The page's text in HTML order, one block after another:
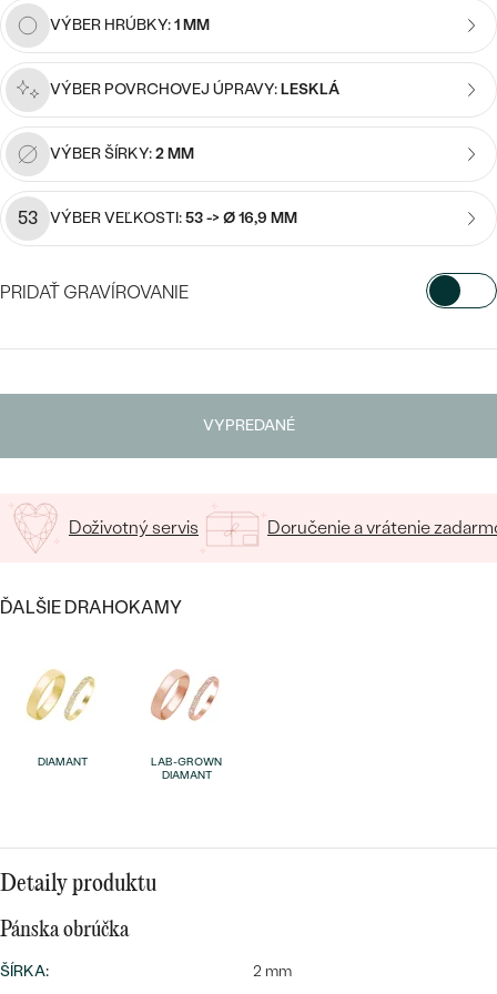
OBJAVIŤ
PODĽA TVARU DRAHOKAMU
NA MIERU
DIAMANTY
Bestsellery
OBJAVIŤ
náušnice
Personalizované
prívesky
Najpredávanejšie
prstene
VÝBER HRÚBKY:1 MM
VÝBER POVRCHOVEJ ÚPRAVY:LESKLÁ
VÝBER ŠÍRKY:2 MM
53 VÝBER VEĽKOSTI:53 -> Ø 16,9 MM
PRIDAŤ GRAVÍROVANIE
VYPREDANÉ
Doživotný servis Doručenie a vrátenie
ĎALŠIE DRAHOKAMY
DIAMANT
LAB-GROWN
DIAMANT
Detaily produktu
Pánska obrúčka
ŠÍRKA:
2 mm